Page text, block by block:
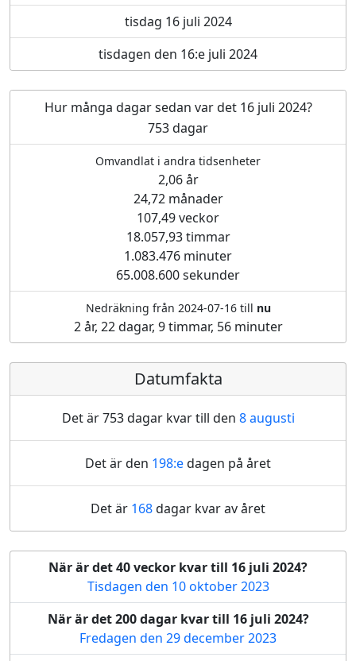
tisdag 16 juli 2024
tisdagen den 16:e juli 2024
Hur många dagar sedan var det 16 juli 2024?
753 dagar
Omvandlat i andra tidsenheter
2,06 år
24,72 månader
107,49 veckor
18.057,93 timmar
1.083.476 minuter
65.008.600 sekunder
Nedräkning från 2024-07-16 till nu
2 år, 22 dagar, 9 timmar, 56 minuter
Datumfakta
Det är 753 dagar kvar till den 8 augusti
Det är den 198:edagen på året
Det är 168dagar kvar av året
När är det 40 veckor kvar till 16 juli 2024?
Tisdagen den 10 oktober 2023
När är det 200 dagar kvar till 16 juli 2024?
Fredagen den 29 december 2023